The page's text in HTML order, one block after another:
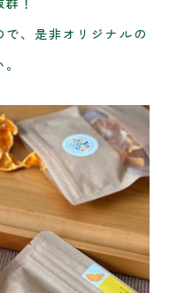
、是非オリジナルの